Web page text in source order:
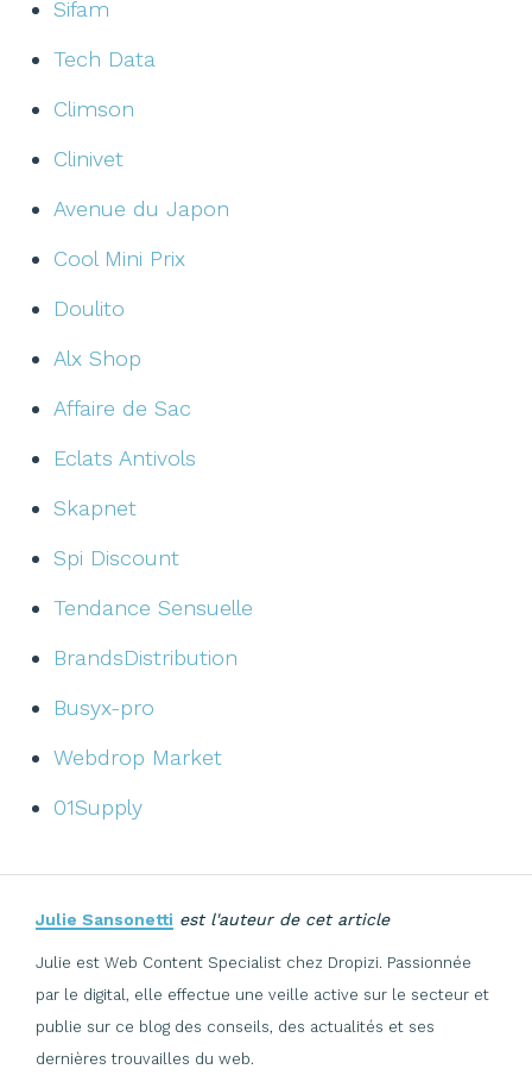
Sifam
Tech Data
Climson
Clinivet
Avenue du Japon
Cool Mini Prix
Doulito
Alx Shop
Affaire de Sac
Eclats Antivols
Skapnet
Spi Discount
Tendance Sensuelle
BrandsDistribution
Busyx-pro
Webdrop Market
01Supply
Julie Sansonetti est l'auteur de cet article
Julie est Web Content Specialist chez Dropizi. Passionnée
par le digital, elle effectue une veille active sur le secteur et
publie sur ce blog des conseils, des actualités et ses
dernières trouvailles du web.